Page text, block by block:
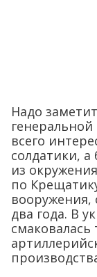
Надо
всего
солдатики, а
из
по
вооружения,
два года. В